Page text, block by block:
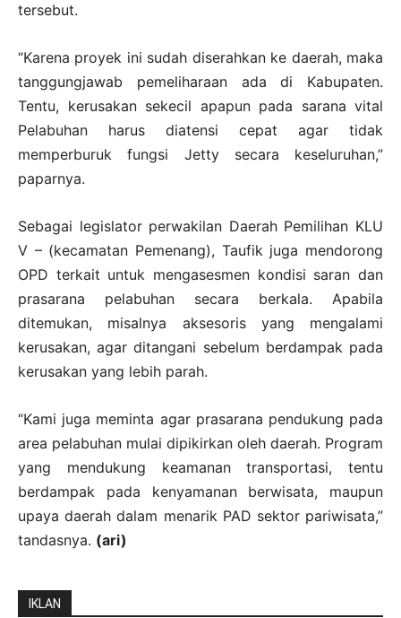
tersebut.
“Karena proyek ini sudah diserahkan ke daerah, maka
tanggungjawab pemeliharaan ada di Kabupaten.
Tentu, kerusakan sekecil apapun pada sarana vital
Pelabuhan harus diatensi cepat agar tidak
memperburuk fungsi Jetty secara keseluruhan,”
paparnya.
Sebagai legislator perwakilan Daerah Pemilihan KLU
V – (kecamatan Pemenang), Taufik juga mendorong
OPD terkait untuk mengasesmen kondisi saran dan
prasarana pelabuhan secara berkala. Apabila
ditemukan, misalnya aksesoris yang mengalami
kerusakan, agar ditangani sebelum berdampak pada
kerusakan yang lebih parah.
“Kami juga meminta agar prasarana pendukung pada
area pelabuhan mulai dipikirkan oleh daerah. Program
yang mendukung keamanan transportasi, tentu
berdampak pada kenyamanan berwisata, maupun
upaya daerah dalam menarik PAD sektor pariwisata,”
tandasnya. (ari)
IKLAN